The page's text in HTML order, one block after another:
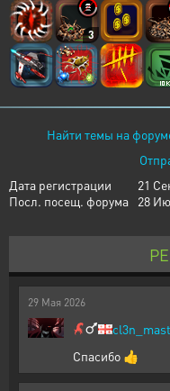
3
Найти темы на
Дата регистрации
21
Посл. посещ. форума
28
29 Мая 2026
Спасибо 👍